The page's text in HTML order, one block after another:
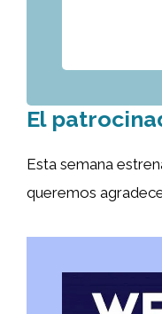
El
Esta semana
queremos